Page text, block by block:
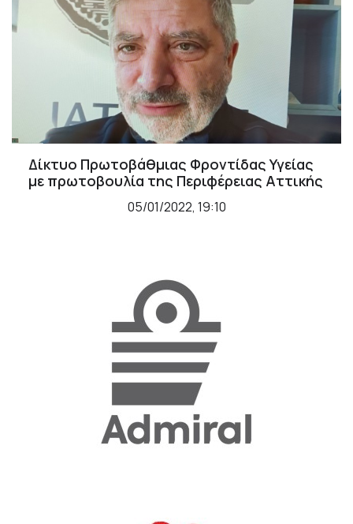
Δίκτυο Πρωτοβάθμιας Φροντίδας Υγείας
με πρωτοβουλία της Περιφέρειας Αττικής
05/01/2022, 19:10